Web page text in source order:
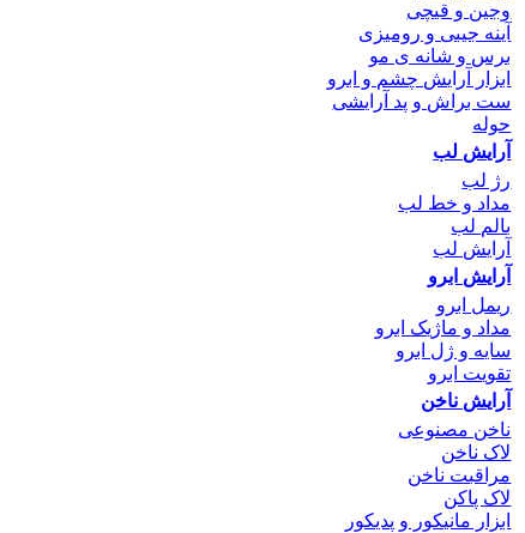
وجین و قیچی
آینه جیبی و رومیزی
برس و شانه ی مو
ابزار آرایش چشم و ابرو
ست براش و پد آرایشی
حوله
آرایش لب
رژ لب
مداد و خط لب
بالم لب
آرایش لب
آرایش ابرو
ریمل ابرو
مداد و ماژیک ابرو
سایه و ژل ابرو
تقویت ابرو
آرایش ناخن
ناخن مصنوعی
لاک ناخن
مراقبت ناخن
لاک پاکن
ابزار مانیکور و پدیکور